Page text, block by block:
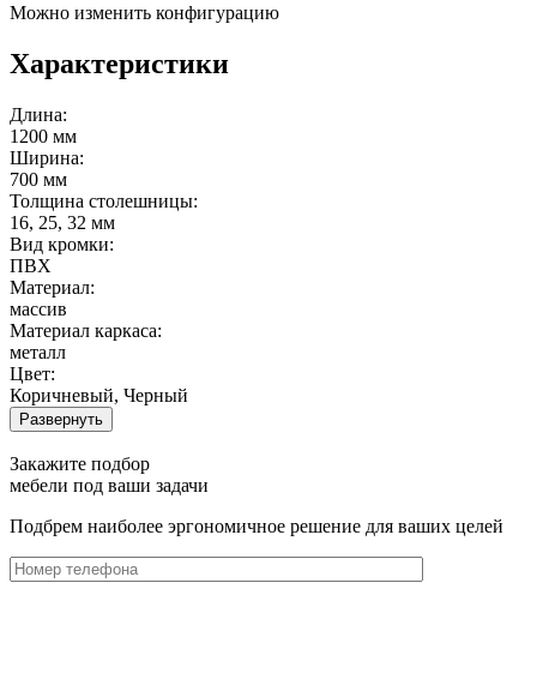
Можно изменить конфигурацию
Характеристики
Длина:
1200 мм
Ширина:
700 мм
Толщина столешницы:
16, 25, 32 мм
Вид кромки:
ПВХ
Материал:
массив
Материал каркаса:
металл
Цвет:
Коричневый, Черный
Развернуть
Закажите подбор
мебели под ваши задачи
Подбрем наиболее эргономичное решение для ваших целей